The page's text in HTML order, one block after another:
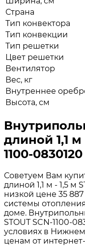
Страна
Тип конвектора
Тип конвекции
Тип решетки
Цвет решетки
Вентилятор
Вес, кг
Внутреннее
Высота, см
длиной 1,1 м
1100-
Советуем Вам
длиной 1,1 м - 1,5 м
низкой цене 35
системы
доме.
STOUT SCN-1100-
условиях в
ценам от